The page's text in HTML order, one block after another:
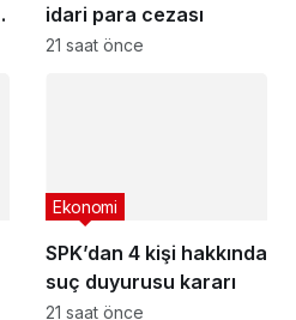
idari para cezası
21 saat önce
SPK’dan 4 kişi hakkında
suç duyurusu kararı
Ekonomi
21 saat önce